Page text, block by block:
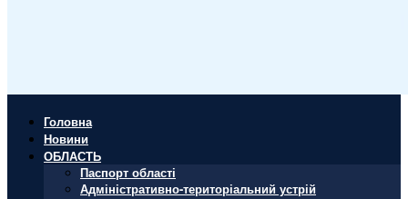
Головна
Новини
ОБЛАСТЬ
Паспорт області
Адміністративно-територіальний устрій